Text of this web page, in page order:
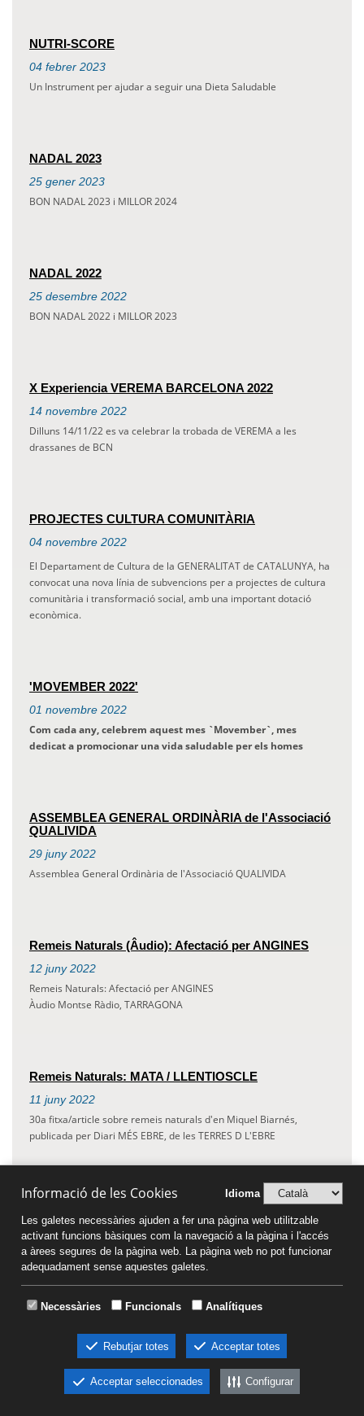
NUTRI-SCORE
04 febrer 2023
Un Instrument per ajudar a seguir una Dieta Saludable
NADAL 2023
25 gener 2023
BON NADAL 2023 i MILLOR 2024
NADAL 2022
25 desembre 2022
BON NADAL 2022 i MILLOR 2023
X Experiencia VEREMA BARCELONA 2022
14 novembre 2022
Dilluns 14/11/22 es va celebrar la trobada de VEREMA a les
drassanes de BCN
PROJECTES CULTURA COMUNITÀRIA
04 novembre 2022
El Departament de Cultura de la GENERALITAT de CATALUNYA, ha
convocat una nova línia de subvencions per a projectes de cultura
comunitària i transformació social, amb una important dotació
econòmica.
'MOVEMBER 2022'
01 novembre 2022
Com cada any, celebrem aquest mes `Movember`, mes
dedicat a promocionar una vida saludable per els homes
ASSEMBLEA GENERAL ORDINÀRIA de l'Associació
QUALIVIDA
29 juny 2022
Assemblea General Ordinària de l'Associació QUALIVIDA
Remeis Naturals (Âudio): Afectació per ANGINES
12 juny 2022
Remeis Naturals: Afectació per ANGINES
Àudio Montse Ràdio, TARRAGONA
Remeis Naturals: MATA / LLENTIOSCLE
11 juny 2022
30a fitxa/article sobre remeis naturals d'en Miquel Biarnés,
publicada per Diari MÉS EBRE, de les TERRES D L'EBRE
10 juny 2022
29a fitxa/article sobre remeis naturals d'en Miquel Biarnés,
publicada per Diari MÉS EBRE, de les TERRES D L'EBRE
Remeis Naturals (Àudio): Afectació per ARRUGUES
2022
Remeis Naturals: Afectació per ARRUGUES
Àudio Montse Ràdio, TARRAGONA
Informació de les Cookies Idioma
Les galetes necessàries ajuden a fer una pàgina web utilitzable
activant funcions bàsiques com la navegació a la pàgina i l'accés
a àrees segures de la pàgina web. La pàgina web no pot funcionar
adequadament sense aquestes galetes.
Necessàries Funcionals Analítiques
Rebutjar totes Acceptar totes
Acceptar seleccionades Configurar